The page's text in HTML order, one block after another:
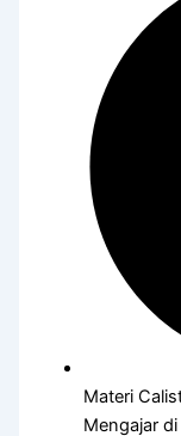
Materi
Mengajar di